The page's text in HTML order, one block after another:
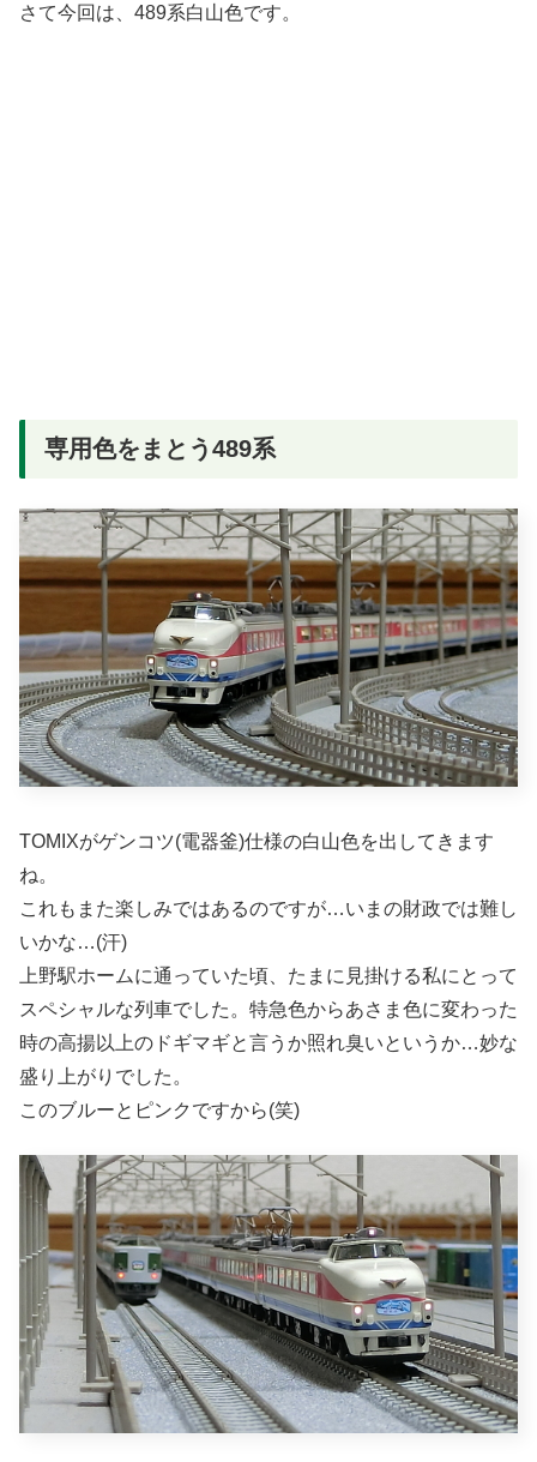
さて今回は、489系白山色です。
専用色をまとう489系
TOMIXがゲンコツ(電器釜)仕様の白山色を出してきます
ね。
これもまた楽しみではあるのですが…いまの財政では難し
いかな…(汗)
上野駅ホームに通っていた頃、たまに見掛ける私にとって
スペシャルな列車でした。特急色からあさま色に変わった
時の高揚以上のドギマギと言うか照れ臭いというか…妙な
盛り上がりでした。
このブルーとピンクですから(笑)